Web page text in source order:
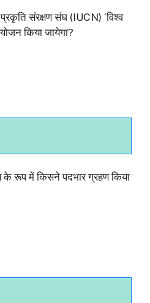
संरक्षण संघ (IUCN) ‘विश्व
किया जायेगा?
के रूप में किसने पदभार ग्रहण किया